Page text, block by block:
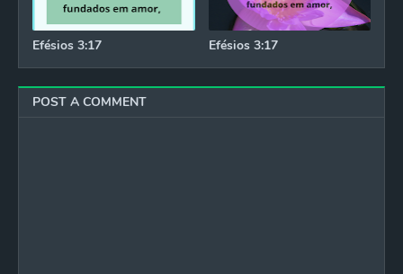
Efésios 3:17 Efésios 3:17
POST A COMMENT